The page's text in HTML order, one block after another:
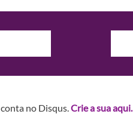
no Disqus.Crie a sua aqui.